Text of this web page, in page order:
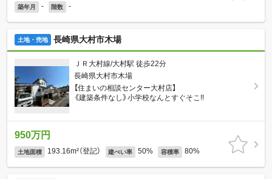
築年月 - 階数 -
土地・売地 長崎県大村市木場
ＪＲ大村線/大村駅 徒歩22分
長崎県大村市木場
【住まいの相談センター大村店】
《建築条件なし》小学校なんとすぐそこ!!
950万円
土地面積 193.16m²（登記） 建ぺい率 50% 容積率 80%